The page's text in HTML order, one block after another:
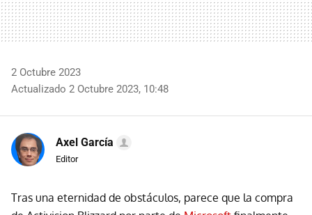
2 Octubre 2023
Actualizado 2 Octubre 2023, 10:48
Axel García
Editor
Tras una eternidad de obstáculos, parece que la compra